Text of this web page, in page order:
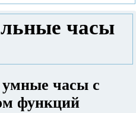
часы
умные часы с
функций